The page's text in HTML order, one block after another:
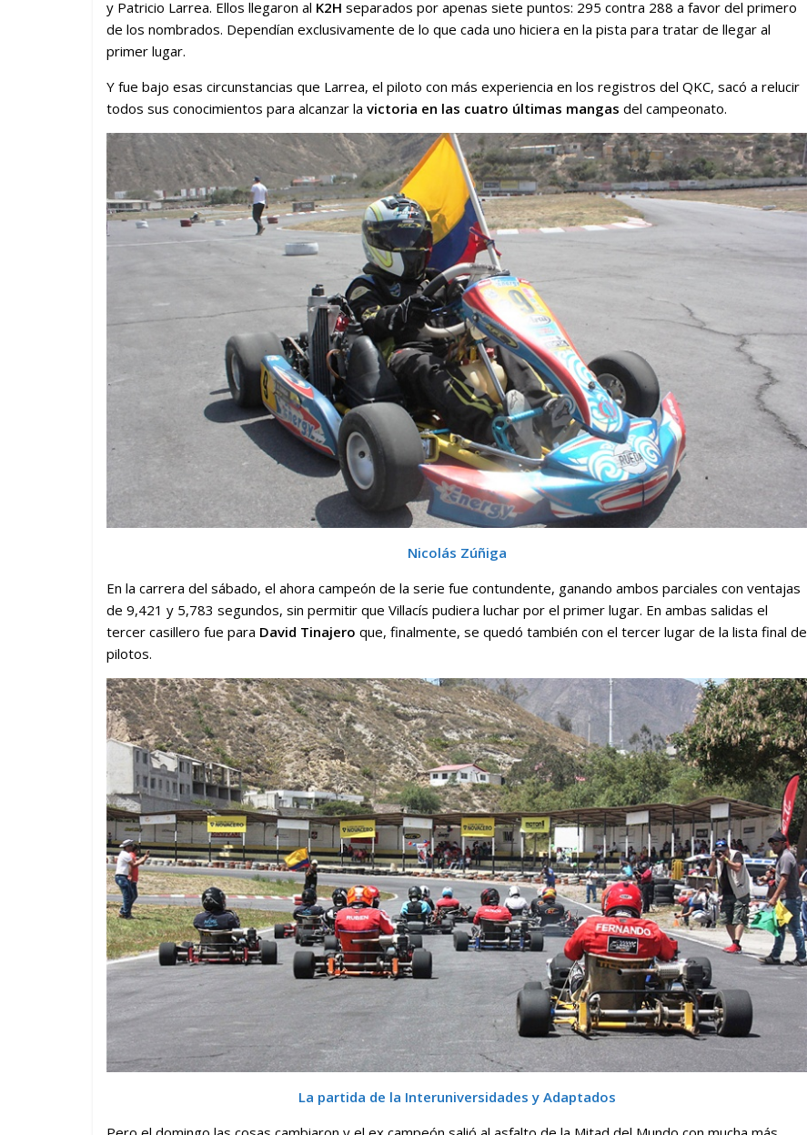
y Patricio Larrea. Ellos llegaron al K2H separados por apenas siete puntos: 295 contra 288 a favor del primero
de los nombrados. Dependían exclusivamente de lo que cada uno hiciera en la pista para tratar de llegar al
primer lugar.
Y fue bajo esas circunstancias que Larrea, el piloto con más experiencia en los registros del QKC, sacó a relucir
todos sus conocimientos para alcanzar la victoria en las cuatro últimas mangas del campeonato.
Nicolás Zúñiga
En la carrera del sábado, el ahora campeón de la serie fue contundente, ganando ambos parciales con ventajas
de 9,421 y 5,783 segundos, sin permitir que Villacís pudiera luchar por el primer lugar. En ambas salidas el
tercer casillero fue para David Tinajero que, finalmente, se quedó también con el tercer lugar de la lista final de
pilotos.
La partida de la Interuniversidades y Adaptados